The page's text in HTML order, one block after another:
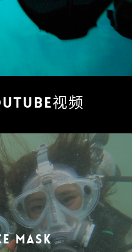
视频
MASK